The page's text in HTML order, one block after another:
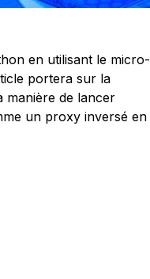
en utilisant le micro-
portera sur la
de lancer
un proxy inversé en